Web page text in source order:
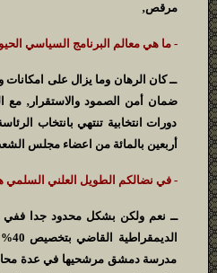
مرقص‚
- ما هي معالم البرنامج السياسي
ــ كان الرهان وما يزال على
ضمان أمن الصمود والاستقرار‚ مع
دورات انتخابية تنتهي بانتخاب
أربعين بالمائة من اعضاء مجلس
- في نضالكم الطويل العلني
مدرسة دمشق مرشحيها في عدة